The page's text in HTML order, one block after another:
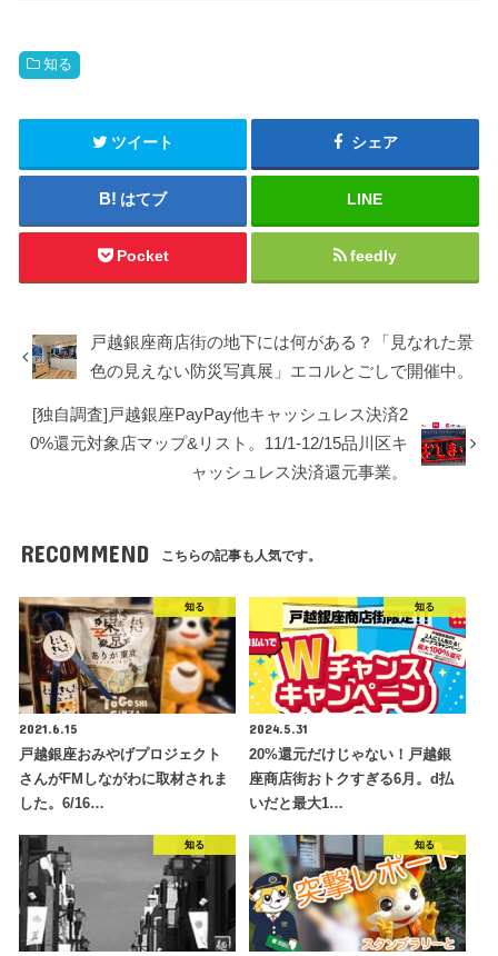
知る
ツイート シェア
はてブ LINE
Pocket feedly
戸越銀座商店街の地下には何がある？「見なれた景
色の見えない防災写真展」エコルとごしで開催中。
[独自調査]戸越銀座PayPay他キャッシュレス決済2
0%還元対象店マップ&リスト。11/1-12/15品川区キ
ャッシュレス決済還元事業。
RECOMMEND こちらの記事も人気です。
知る
2021.6.15
戸越銀座おみやげプロジェクト
さんがFMしながわに取材されま
した。6/16…
知る
2024.5.31
20%還元だけじゃない！戸越銀
座商店街おトクすぎる6月。d払
いだと最大1…
知る 知る